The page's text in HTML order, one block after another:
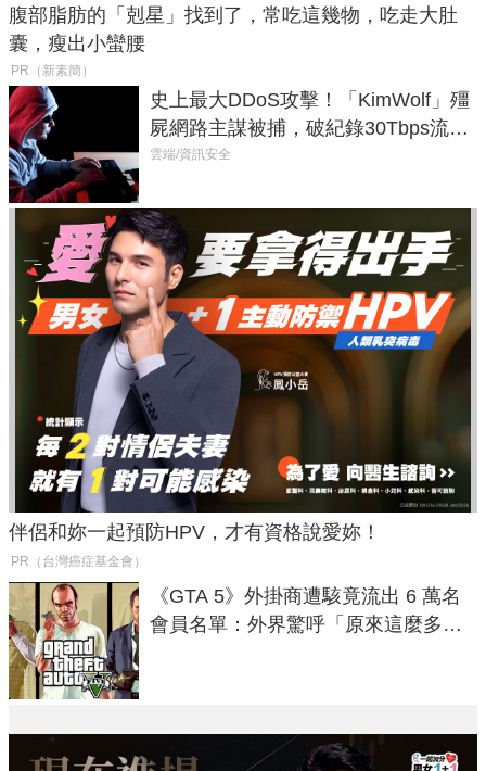
腹部脂肪的「剋星」找到了，常吃這幾物，吃走大肚
囊，瘦出小蠻腰
PR（新素簡）
史上最大DDoS攻擊！「KimWolf」殭
屍網路主謀被捕，破紀錄30Tbps流量
癱瘓全球！
雲端/資訊安全
伴侶和妳一起預防HPV，才有資格說愛妳！
PR（台灣癌症基金會）
《GTA 5》外掛商遭駭竟流出 6 萬名
會員名單：外界驚呼「原來這麼多人